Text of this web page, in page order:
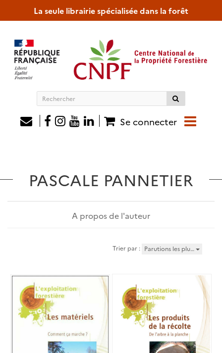
La seule librairie spécialisée dans la forêt
Rechercher
siteSe connecter
PASCALE PANNETIER
A propos de l'auteur
Trier par : Parutions les plu…